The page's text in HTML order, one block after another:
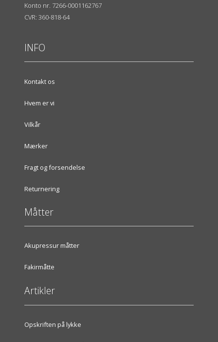
Konto nr. 7266-0001162767
CVR: 360-818-64
INFO
Kontakt os
Hvem er vi
Vilkår
Mærker
Fragt og forsendelse
Returnering
Måtter
Akupressur måtter
Fakirmåtte
Artikler
Opskriften på lykke